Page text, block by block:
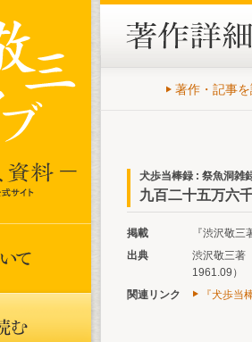
著作・記事
犬歩当棒録 : 祭魚洞雑
九百二十五万六
掲載
『渋沢敬
出典
渋沢敬三著
1961.09）
関連リンク
『犬歩当